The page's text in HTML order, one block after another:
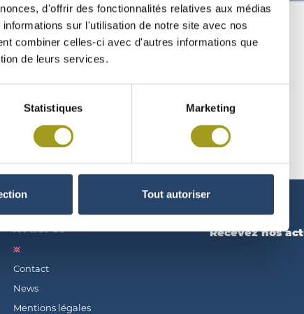
d'offrir des fonctionnalités relatives aux médias
sur l'utilisation de notre site avec nos
combiner celles-ci avec d'autres informations que
de leurs services.
Statistiques Marketing
Tout autoriser
DU 25/04/2008
À PROPOS
Contact
News
Mentions légales
Recevez nos